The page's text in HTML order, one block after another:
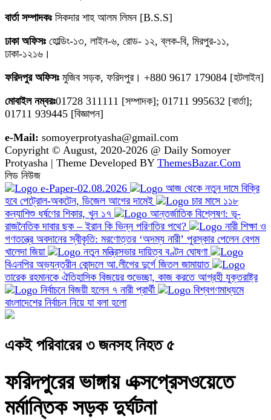
বার্তা সম্পাদকঃ সিকদার শাহ আলম লিমন [B.S.S]
ঢাকা অফিসঃ হোল্ডিং-১৩, লাইন-৬, রোড- ১২, ব্লক-বি, মিরপুর-১১,
ঢাকা-১২১৬।
ফরিদপুর অফিসঃ মুজিব সড়ক, ফরিদপুর। +880 9617 179084 [হটলাইন]
মোবাইল নম্বরঃ01728 311111 [সম্পাদক]; 01711 995632 [বার্তা];
01711 939445 [বিজ্ঞাপন]
e-Mail: somoyerprotyasha@gmail.com
Copyright © August, 2020-2026 @ Daily Somoyer
Protyasha | Theme Developed BY ThemesBazar.Com
লিড নিউজ
e-Paper-02.08.2026
আজ থেকে নতুন দামে বিক্রি
হবে পেট্রোল-অকটেন, ডিজেল আগের দামেই
চার মাসে ১১৮
কন্যাশিশু ধর্ষণের শিকার, খুন ১৭
আন্তর্জাতিক বিশ্লেষণ: ভূ-
রাজনৈতিক দাবার ছক – ইরান কি ভিন্ন পরিণতির পথে?
নারী শিক্ষা ও
গণতন্ত্রে অবদানের স্বীকৃতি: মরণোত্তর ‘অদম্য নারী’ পুরস্কার পেলেন বেগম
খালেদা জিয়া
নতুন মন্ত্রিসভার দায়িত্ব বণ্টন ঘোষণা
বিএনপির অভ্যন্তরীন কোন্দলে আ.লীগের দুর্গে জিতল জামায়াত
তারেক রহমানকে ঐতিহাসিক বিজয়ের শুভেচ্ছা, কাজ করতে আগ্রহী যুক্তরাষ্ট্র
নির্বাচনে বিজয়ী হলেন ৭ নারী প্রার্থী
বিশ্বগণমাধ্যমে
বাংলাদেশের নির্বাচন নিয়ে যা বলা হলো
একই পরিবারের ৩ জনসহ নিহত ৫
ফরিদপুরের ভাঙ্গায় এক্সপ্রেসওয়েতে
মর্মান্তিক সড়ক দুর্ঘটনা